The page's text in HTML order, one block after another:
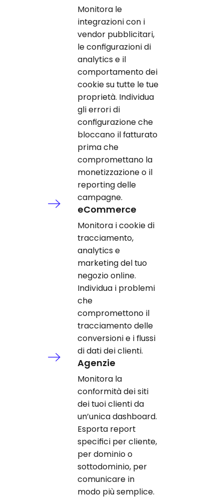
Monitora le
integrazioni con i
vendor pubblicitari,
le configurazioni di
analytics e il
comportamento dei
cookie su tutte le tue
proprietà. Individua
gli errori di
configurazione che
bloccano il fatturato
prima che
compromettano la
monetizzazione o il
reporting delle
campagne.
eCommerce
Monitora i cookie di
tracciamento,
analytics e
marketing del tuo
negozio online.
Individua i problemi
che
compromettono il
tracciamento delle
conversioni e i flussi
di dati dei clienti.
Agenzie
Monitora la
conformità dei siti
dei tuoi clienti da
un’unica dashboard.
Esporta report
specifici per cliente,
per dominio o
sottodominio, per
comunicare in
modo più semplice.